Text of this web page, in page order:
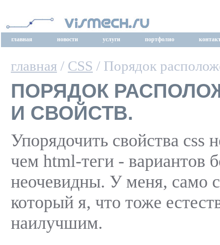
главная новости услуги портфолио
главная / CSS / Порядок
ПОРЯДОК
И СВОЙСТВ.
Упорядочить свойства css
чем html-теги - вариантов
неочевидны. У меня, само
который я, что тоже
наилучшим.